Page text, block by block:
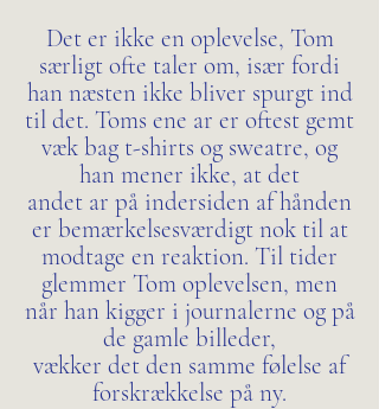
Det er ikke en oplevelse, Tom
særligt ofte taler om, især fordi
han næsten ikke bliver spurgt ind
til det. Toms ene ar er oftest gemt
væk bag t-shirts og sweatre, og
han mener ikke, at det
andet ar på indersiden af hånden
er bemærkelsesværdigt nok til at
modtage en reaktion. Til tider
glemmer Tom oplevelsen, men
når han kigger i journalerne og på
de gamle billeder,
vækker det den samme følelse af
forskrækkelse på ny.​